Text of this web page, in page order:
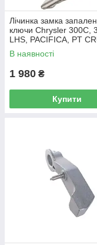
Лічинка замка
ключи Chrysler 300C,
LHS, PACIFICA, PT
SEBRING 5003843AB
В наявності
1 980 ₴
Купити